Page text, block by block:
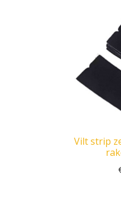
Vilt strip